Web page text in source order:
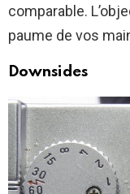
comparable.
paume de vos
Downsides